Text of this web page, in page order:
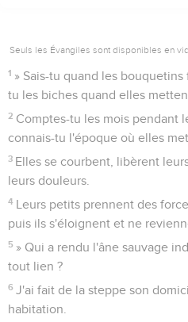
Seuls les Évangiles sont disponibles en
1 » Sais-tu quand les
tu les biches quand elles
2 Comptes-tu les mois pendant
connais-tu l'époque où elles
3 Elles se courbent, libèrent
leurs douleurs.
4 Leurs petits prennent des
puis ils s'éloignent et ne
5 » Qui a rendu l'âne sauvage
tout lien ?
6 J'ai fait de la steppe son
habitation.